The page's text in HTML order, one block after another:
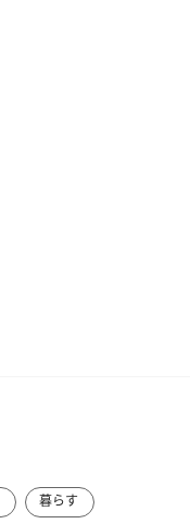
暮らす